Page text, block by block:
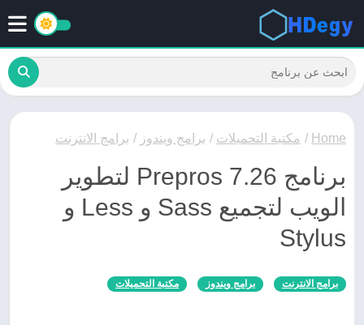
Home
/ مكتبة التحميلات / برامج ويندوز / برامج الانترنت
برنامج Prepros 7.26 لتطوير
الويب لتجميع Sass و Less و
Stylus
برامج الانترنت برامج ويندوز مكتبة التحميلات